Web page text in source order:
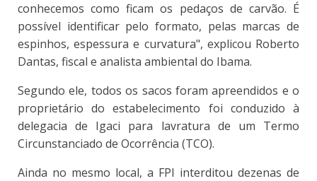
conhecemos como ficam os pedaços de carvão. É
possível identificar pelo formato, pelas marcas de
espinhos, espessura e curvatura", explicou Roberto
Dantas, fiscal e analista ambiental do Ibama.
Segundo ele, todos os sacos foram apreendidos e o
proprietário do estabelecimento foi conduzido à
delegacia de Igaci para lavratura de um Termo
Circunstanciado de Ocorrência (TCO).
Ainda no mesmo local, a FPI interditou dezenas de